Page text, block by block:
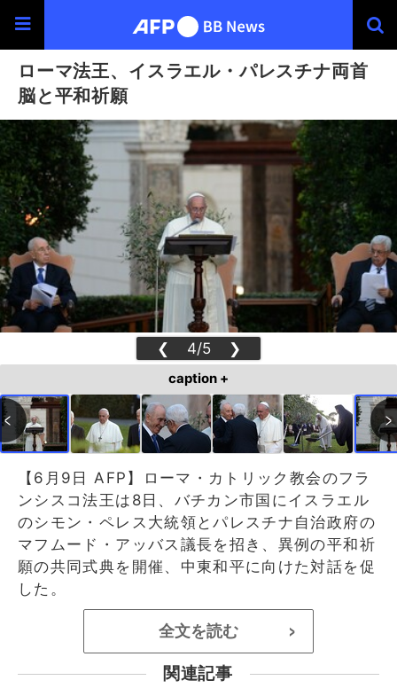
ローマ法王、イスラエル・パレスチナ両首
脳と平和祈願
❮ 4/5 ❯
caption +
【6月9日 AFP】ローマ・カトリック教会のフラ
ンシスコ法王は8日、バチカン市国にイスラエル
のシモン・ペレス大統領とパレスチナ自治政府の
マフムード・アッバス議長を招き、異例の平和祈
願の共同式典を開催、中東和平に向けた対話を促
した。
全文を読む >
関連記事